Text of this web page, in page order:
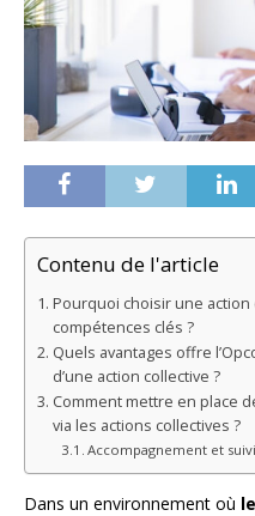
Contenu de l'article
Pourquoi choisir une
compétences clés ?
Quels avantages offre
d’une action collective ?
Comment mettre en place
via les actions collectives ?
Accompagnement et
Dans un environnement où